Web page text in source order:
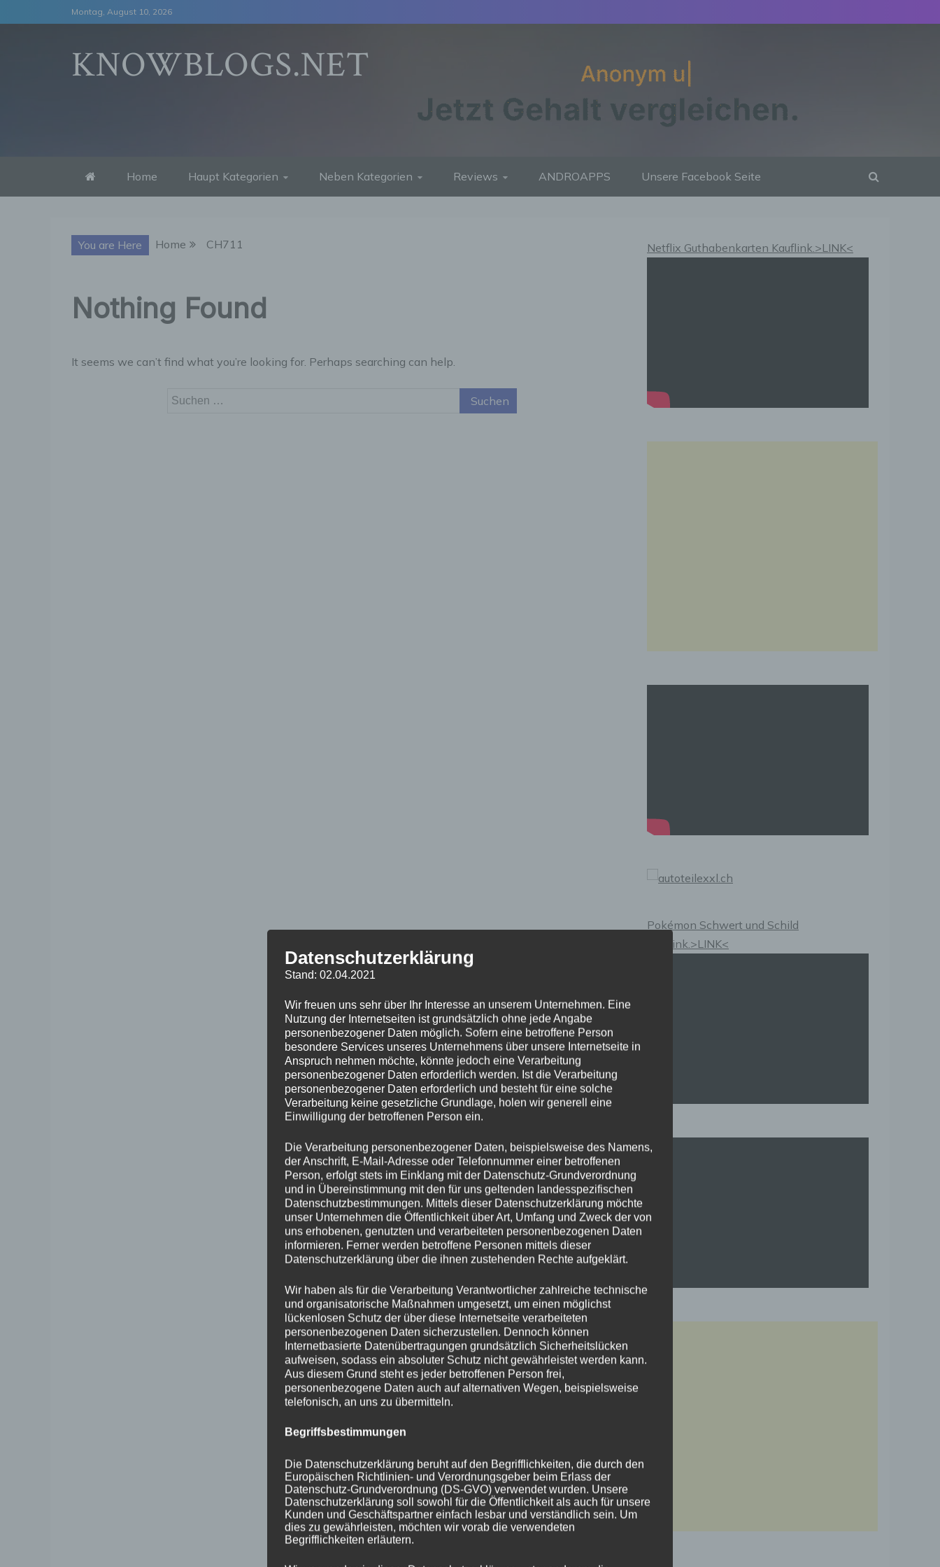
to
Montag, August 10, 2026
KNOWBLOGS.NET
Home Haupt Kategorien Neben Kategorien Reviews ANDROAPPS Unsere Facebook Seite
You are Here Home CH711
Nothing Found
It seems we can’t find what you’re looking for. Perhaps searching can help.
Suchen
Netflix Guthabenkarten Kauflink.>LINK<
Pokémon Schwert und Schild
Kauflink.>LINK<
Datenschutzerklärung
Stand: 02.04.2021
Wir freuen uns sehr über Ihr Interesse an unserem Unternehmen. Eine
Nutzung der Internetseiten ist grundsätzlich ohne jede Angabe
personenbezogener Daten möglich. Sofern eine betroffene Person
besondere Services unseres Unternehmens über unsere Internetseite in
Anspruch nehmen möchte, könnte jedoch eine Verarbeitung
personenbezogener Daten erforderlich werden. Ist die Verarbeitung
personenbezogener Daten erforderlich und besteht für eine solche
Verarbeitung keine gesetzliche Grundlage, holen wir generell eine
Einwilligung der betroffenen Person ein.
Die Verarbeitung personenbezogener Daten, beispielsweise des Namens,
der Anschrift, E-Mail-Adresse oder Telefonnummer einer betroffenen
Person, erfolgt stets im Einklang mit der Datenschutz-Grundverordnung
und in Übereinstimmung mit den für uns geltenden landesspezifischen
Datenschutzbestimmungen. Mittels dieser Datenschutzerklärung möchte
unser Unternehmen die Öffentlichkeit über Art, Umfang und Zweck der von
uns erhobenen, genutzten und verarbeiteten personenbezogenen Daten
informieren. Ferner werden betroffene Personen mittels dieser
Datenschutzerklärung über die ihnen zustehenden Rechte aufgeklärt.
Wir haben als für die Verarbeitung Verantwortlicher zahlreiche technische
und organisatorische Maßnahmen umgesetzt, um einen möglichst
lückenlosen Schutz der über diese Internetseite verarbeiteten
personenbezogenen Daten sicherzustellen. Dennoch können
Internetbasierte Datenübertragungen grundsätzlich Sicherheitslücken
aufweisen, sodass ein absoluter Schutz nicht gewährleistet werden kann.
Aus diesem Grund steht es jeder betroffenen Person frei,
personenbezogene Daten auch auf alternativen Wegen, beispielsweise
telefonisch, an uns zu übermitteln.
Begriffsbestimmungen
Die Datenschutzerklärung beruht auf den Begrifflichkeiten, die durch den
Europäischen Richtlinien- und Verordnungsgeber beim Erlass der
Datenschutz-Grundverordnung (DS-GVO) verwendet wurden. Unsere
Datenschutzerklärung soll sowohl für die Öffentlichkeit als auch für unsere
Kunden und Geschäftspartner einfach lesbar und verständlich sein. Um
dies zu gewährleisten, möchten wir vorab die verwendeten
Begrifflichkeiten erläutern.